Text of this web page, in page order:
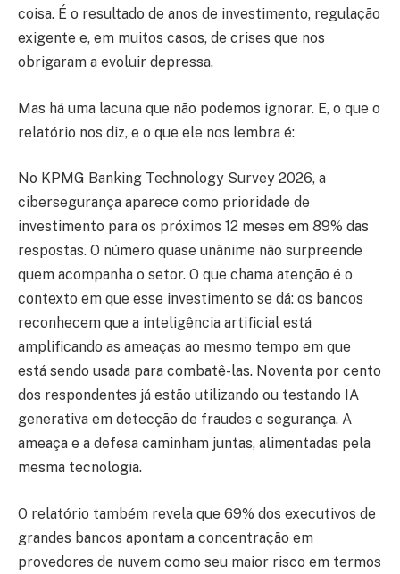
coisa. É o resultado de anos de investimento, regulação
exigente e, em muitos casos, de crises que nos
obrigaram a evoluir depressa.
Mas há uma lacuna que não podemos ignorar. E, o que o
relatório nos diz, e o que ele nos lembra é:
No KPMG Banking Technology Survey 2026, a
cibersegurança aparece como prioridade de
investimento para os próximos 12 meses em 89% das
respostas. O número quase unânime não surpreende
quem acompanha o setor. O que chama atenção é o
contexto em que esse investimento se dá: os bancos
reconhecem que a inteligência artificial está
amplificando as ameaças ao mesmo tempo em que
está sendo usada para combatê-las. Noventa por cento
dos respondentes já estão utilizando ou testando IA
generativa em detecção de fraudes e segurança. A
ameaça e a defesa caminham juntas, alimentadas pela
mesma tecnologia.
O relatório também revela que 69% dos executivos de
grandes bancos apontam a concentração em
provedores de nuvem como seu maior risco em termos